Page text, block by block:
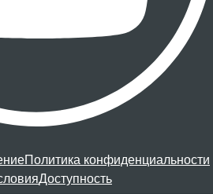
Политика конфиденциальности
Доступность